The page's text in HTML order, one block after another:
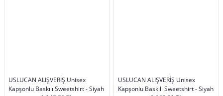
USLUCAN ALIŞVERİŞ Unisex
Kapşonlu Baskılı Sweetshirt - Siyah
USLUCAN ALIŞVERİŞ Unisex
Kapşonlu Baskılı Sweetshirt - Siyah